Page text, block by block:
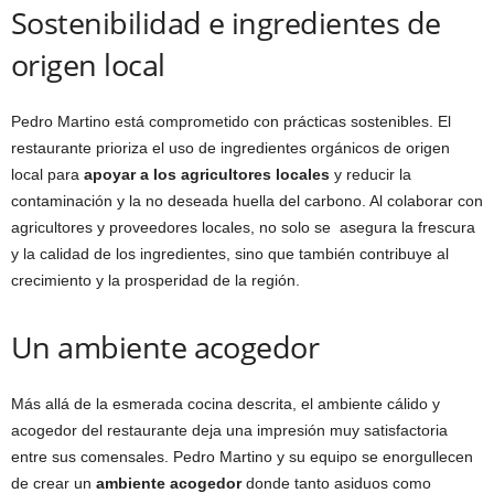
Sostenibilidad e ingredientes de
origen local
Pedro Martino está comprometido con prácticas sostenibles. El
restaurante prioriza el uso de ingredientes orgánicos de origen
local para apoyar a los agricultores locales y reducir la
contaminación y la no deseada huella del carbono. Al colaborar con
agricultores y proveedores locales, no solo se asegura la frescura
y la calidad de los ingredientes, sino que también contribuye al
crecimiento y la prosperidad de la región.
Un ambiente acogedor
Más allá de la esmerada cocina descrita, el ambiente cálido y
acogedor del restaurante deja una impresión muy satisfactoria
entre sus comensales. Pedro Martino y su equipo se enorgullecen
de crear un ambiente acogedordonde tanto asiduos como